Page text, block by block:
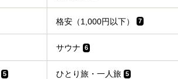
格安（1,000円以下） 7
サウナ 6
5 ひとり旅・一人旅 5